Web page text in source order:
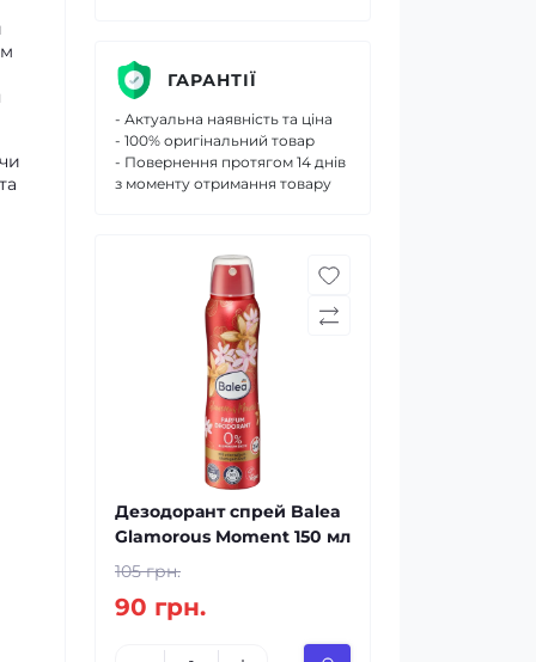
ГАРАНТІЇ
- Актуальна наявність та ціна
- 100% оригінальний товар
- Повернення протягом 14 днів
з моменту отримання товару
Дезодорант спрей Balea
Glamorous Moment 150 мл
105 грн.
90 грн.